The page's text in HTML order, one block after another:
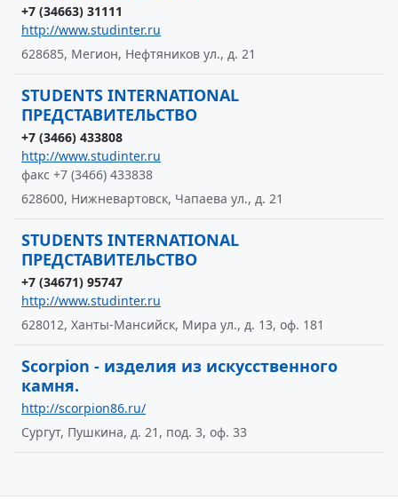
+7 (34663) 31111
http://www.studinter.ru
628685, Мегион, Нефтяников ул., д. 21
STUDENTS INTERNATIONAL
ПРЕДСТАВИТЕЛЬСТВО
+7 (3466) 433808
http://www.studinter.ru
факс +7 (3466) 433838
628600, Нижневартовск, Чапаева ул., д. 21
STUDENTS INTERNATIONAL
ПРЕДСТАВИТЕЛЬСТВО
+7 (34671) 95747
http://www.studinter.ru
628012, Ханты-Мансийск, Мира ул., д. 13, оф. 181
Scorpion - изделия из искусственного
камня.
http://scorpion86.ru/
Сургут, Пушкина, д. 21, под. 3, оф. 33